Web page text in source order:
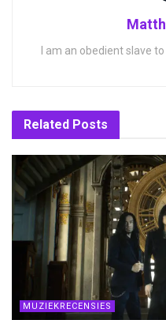
I am an obedient slave
Related Posts
MUZIEKRECENSIES